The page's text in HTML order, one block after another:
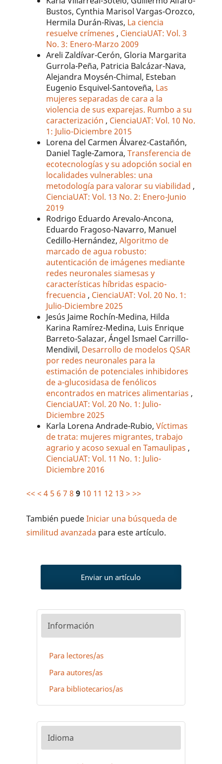
Bustos, Cynthia Marisol Vargas-Orozco,
Hermila Durán-Rivas, La ciencia
resuelve crímenes , CienciaUAT: Vol. 3
No. 3: Enero-Marzo 2009
Areli Zaldívar-Cerón, Gloria Margarita
Gurrola-Peña, Patricia Balcázar-Nava,
Alejandra Moysén-Chimal, Esteban
Eugenio Esquivel-Santoveña, Las
mujeres separadas de cara a la
violencia de sus exparejas. Rumbo a su
caracterización , CienciaUAT: Vol. 10 No.
1: Julio-Diciembre 2015
Lorena del Carmen Álvarez-Castañón,
Daniel Tagle-Zamora,Transferencia de
ecotecnologías y su adopción social en
localidades vulnerables: una
metodología para valorar su viabilidad ,
CienciaUAT: Vol. 13 No. 2: Enero-Junio
2019
Rodrigo Eduardo Arevalo-Ancona,
Eduardo Fragoso-Navarro, Manuel
Cedillo-Hernández,Algoritmo de
marcado de agua robusto:
autenticación de imágenes mediante
redes neuronales siamesas y
características híbridas espacio-
frecuencia , CienciaUAT: Vol. 20 No. 1:
Julio-Diciembre 2025
Jesús Jaime Rochín-Medina, Hilda
Karina Ramírez-Medina, Luis Enrique
Barreto-Salazar, Ángel Ismael Carrillo-
Mendivil, Desarrollo de modelos QSAR
por redes neuronales para la
estimación de potenciales inhibidores
de a-glucosidasa de fenólicos
encontrados en matrices alimentarias ,
CienciaUAT: Vol. 20 No. 1: Julio-
Diciembre 2025
Karla Lorena Andrade-Rubio,Víctimas
de trata: mujeres migrantes, trabajo
agrario y acoso sexual en Tamaulipas ,
CienciaUAT: Vol. 11 No. 1: Julio-
Diciembre 2016
<< < 4 5 6 7 8 9 10 11 12 13 > >>
También puedeIniciar una búsqueda de
similitud avanzada para este artículo.
Enviar un artículo
Información
Para lectores/as
Para autores/as
Para bibliotecarios/as
Idioma